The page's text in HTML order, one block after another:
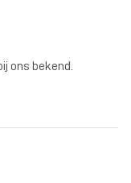
ons bekend.